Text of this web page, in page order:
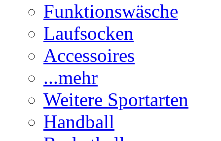
Funktionswäsche
Laufsocken
Accessoires
...mehr
Weitere Sportarten
Handball